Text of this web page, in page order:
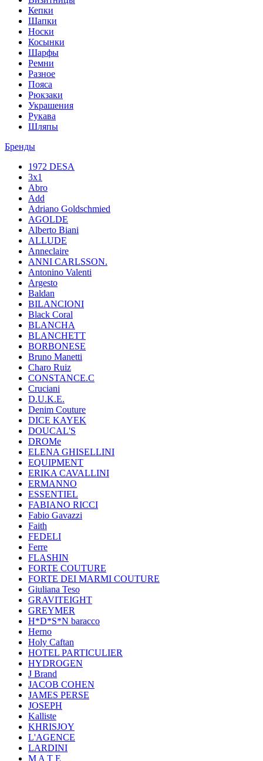
Кепки
Шапки
Носки
Косынки
Шарфы
Ремни
Разное
Пояса
Рюкзаки
Украшения
Рукава
Шляпы
Бренды
1972 DESA
3x1
Abro
Add
Adriano Goldschmied
AGOLDE
Alberto Biani
ALLUDE
Anneclaire
ANNI CARLSSON.
Antonino Valenti
Argesto
Baldan
BILANCIONI
Black Coral
BLANCHA
BLANCHETT
BORBONESE
Bruno Manetti
Charo Ruiz
CONSTANCE.C
Cruciani
D.U.K.E.
Denim Couture
DICE KAYEK
DOUCAL'S
DROMe
ELENA GHISELLINI
EQUIPMENT
ERIKA CAVALLINI
ERMANNO
ESSENTIEL
FABIANO RICCI
Fabio Gavazzi
Faith
FEDELI
Ferre
FLASHIN
FORTE COUTURE
FORTE DEI MARMI COUTURE
Giuliana Teso
GRAVITEIGHT
GREYMER
H*D*S*N baracco
Herno
Holy Caftan
HOTEL PARTICULIER
HYDROGEN
J Brand
JACOB COHEN
JAMES PERSE
JOSEPH
Kalliste
KHRISJOY
L'AGENCE
LARDINI
M A T E